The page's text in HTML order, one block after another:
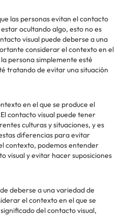
las personas evitan el contacto
ocultando algo, esto no es
visual puede deberse a una
considerar el contexto en el
persona simplemente esté
tratando de evitar una situación
en el que se produce el
contacto visual puede tener
culturas y situaciones, y es
diferencias para evitar
contexto, podemos entender
visual y evitar hacer suposiciones
deberse a una variedad de
el contexto en el que se
del contacto visual,